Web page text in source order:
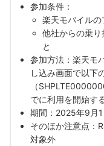
参加条件：
楽天モバイルの
他社からの乗り
と
参加方法：楽天モ
し込み画面で以下
（
でに利用を開始す
期間：2025年9月
そのほか注意点：
対象外